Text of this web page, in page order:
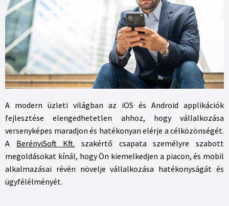
A modern üzleti világban az iOS és Android applikációk
fejlesztése elengedhetetlen ahhoz, hogy vállalkozása
versenyképes maradjon és hatékonyan elérje a célközönségét.
A BerényiSoft Kft. szakértő csapata személyre szabott
megoldásokat kínál, hogy Ön kiemelkedjen a piacon, és mobil
alkalmazásai révén növelje vállalkozása hatékonyságát és
ügyfélélményét.